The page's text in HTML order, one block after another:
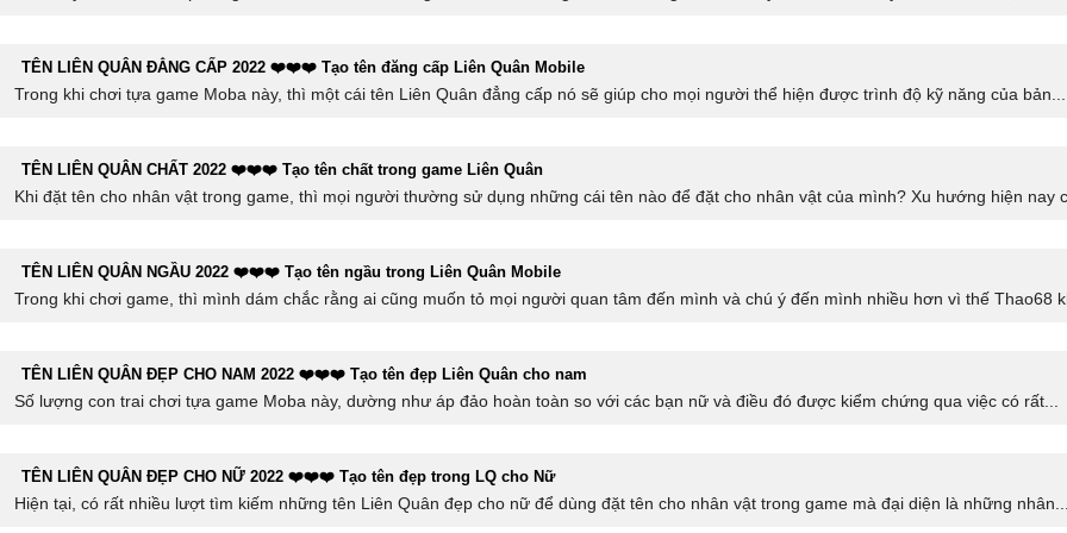
TÊN LIÊN QUÂN ĐẲNG CẤP 2022 ❤️❤️❤️ Tạo tên đăng cấp Liên Quân Mobile
Trong khi chơi tựa game Moba này, thì một cái tên Liên Quân đẳng cấp nó sẽ giúp cho mọi người thể hiện được trình độ kỹ năng của bản...
TÊN LIÊN QUÂN CHẤT 2022 ❤️❤️❤️ Tạo tên chất trong game Liên Quân
Khi đặt tên cho nhân vật trong game, thì mọi người thường sử dụng những cái tên nào để đặt cho nhân vật của mình? Xu hướng hiện nay
TÊN LIÊN QUÂN NGẦU 2022 ❤️❤️❤️ Tạo tên ngầu trong Liên Quân Mobile
Trong khi chơi game, thì mình dám chắc rằng ai cũng muốn tỏ mọi người quan tâm đến mình và chú ý đến mình nhiều hơn vì thế Thao68
TÊN LIÊN QUÂN ĐẸP CHO NAM 2022 ❤️❤️❤️ Tạo tên đẹp Liên Quân cho nam
Số lượng con trai chơi tựa game Moba này, dường như áp đảo hoàn toàn so với các bạn nữ và điều đó được kiểm chứng qua việc có rất...
TÊN LIÊN QUÂN ĐẸP CHO NỮ 2022 ❤️❤️❤️ Tạo tên đẹp trong LQ cho Nữ
Hiện tại, có rất nhiều lượt tìm kiếm những tên Liên Quân đẹp cho nữ để dùng đặt tên cho nhân vật trong game mà đại diện là những nhân...